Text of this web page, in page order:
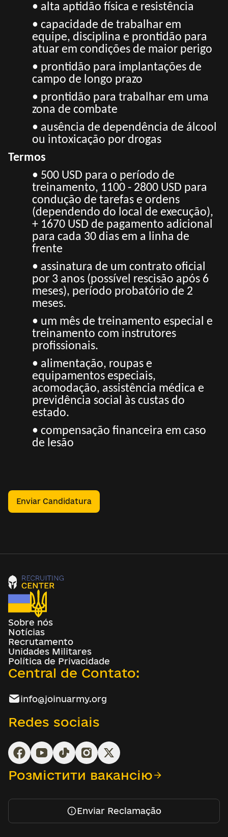
• alta aptidão física e resistência
• capacidade de trabalhar em
equipe, disciplina e prontidão para
atuar em condições de maior perigo
• prontidão para implantações de
campo de longo prazo
• prontidão para trabalhar em uma
zona de combate
• ausência de dependência de álcool
ou intoxicação por drogas
Termos
• 500 USD para o período de
treinamento, 1100 - 2800 USD para
condução de tarefas e ordens
(dependendo do local de execução),
+ 1670 USD de pagamento adicional
para cada 30 dias em a linha de
frente
• assinatura de um contrato oficial
por 3 anos (possível rescisão após 6
meses), período probatório de 2
meses.
• um mês de treinamento especial e
treinamento com instrutores
profissionais.
• alimentação, roupas e
equipamentos especiais,
acomodação, assistência médica e
previdência social às custas do
estado.
• compensação financeira em caso
de lesão
Enviar Candidatura
Sobre nós
Notícias
Recrutamento
Unidades Militares
Política de Privacidade
Central de Contato:
info@joinuarmy.org
Redes sociais
Розмістити вакансію
Enviar Reclamação